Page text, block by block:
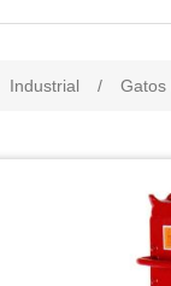
Industrial / Gatos